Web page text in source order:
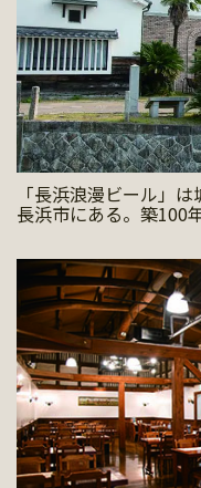
「長浜浪漫ビール」
長浜市にある。築100